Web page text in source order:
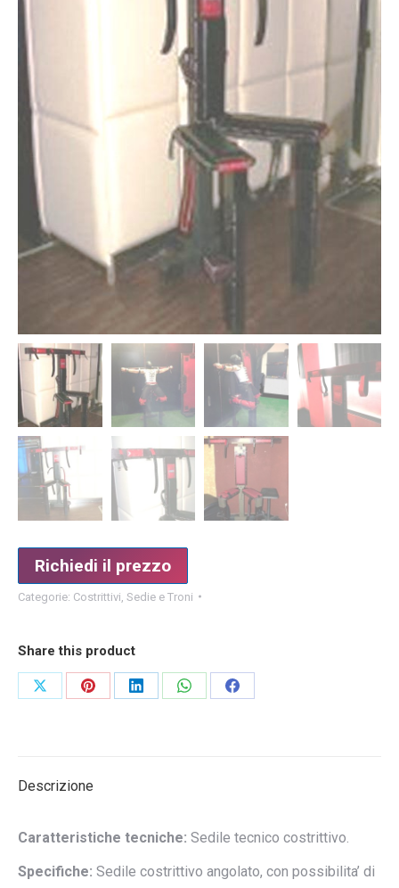
Richiedi il prezzo
Categorie: Costrittivi Sedie e Troni
Share this product
CondividiCondividiCondividiCondividiCondividi
Descrizione
Caratteristiche tecniche: Sedile tecnico costrittivo.
Specifiche: Sedile costrittivo angolato, con possibilita’ di